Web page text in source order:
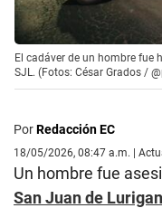
El cadáver de un hombre fue
SJL. (Fotos: César Grados /
PorRedacción EC
18/05/2026, 08:47 a.m. |
Un hombre fue
San Juan de